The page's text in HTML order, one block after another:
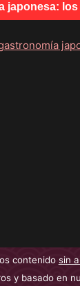
japonesa:
contenido sin
y basado en